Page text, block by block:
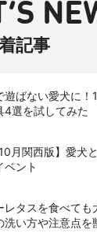
記事
遊ばない愛犬に！
4選を試してみた
月関西版】愛犬
ベント
レタスを食べても
洗い方や注意点を